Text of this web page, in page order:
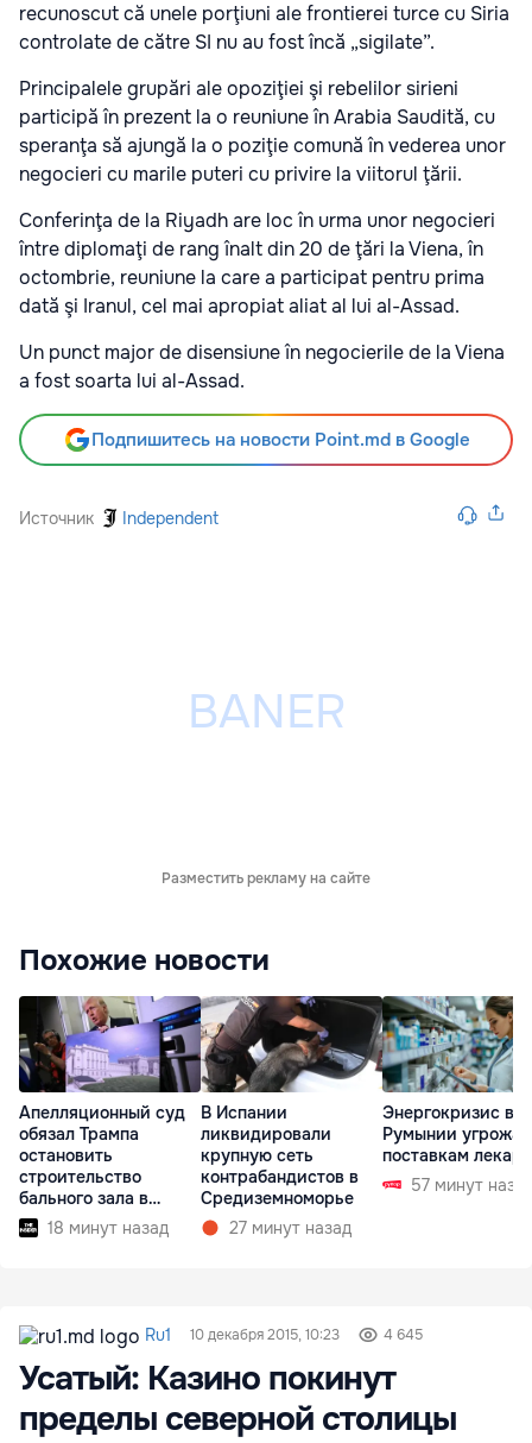
recunoscut că unele porţiuni ale frontierei turce cu Siria
controlate de către SI nu au fost încă „sigilate”.
Principalele grupări ale opoziţiei şi rebelilor sirieni
participă în prezent la o reuniune în Arabia Saudită, cu
speranţa să ajungă la o poziţie comună în vederea unor
negocieri cu marile puteri cu privire la viitorul ţării.
Conferinţa de la Riyadh are loc în urma unor negocieri
între diplomaţi de rang înalt din 20 de ţări la Viena, în
octombrie, reuniune la care a participat pentru prima
dată şi Iranul, cel mai apropiat aliat al lui al-Assad.
Un punct major de disensiune în negocierile de la Viena
a fost soarta lui al-Assad.
Подпишитесь на новости Point.md в Google
Источник Independent
Разместить рекламу на сайте
Похожие новости
Апелляционный суд
обязал Трампа
остановить
строительство
бального зала в
Белом доме
18 минут назад
В Испании
ликвидировали
крупную сеть
контрабандистов в
Средиземноморье
27 минут назад
Энергокризис в
Румынии
поставкам
57 минут
Ru1 10 декабря 2015, 10:23 4 645
Усатый: Казино покинут
пределы северной столицы